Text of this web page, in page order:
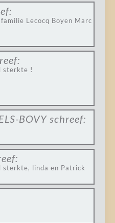
Lecocq Boyen Marc
sterkte !
BOVY schreef:
sterkte, linda en Patrick